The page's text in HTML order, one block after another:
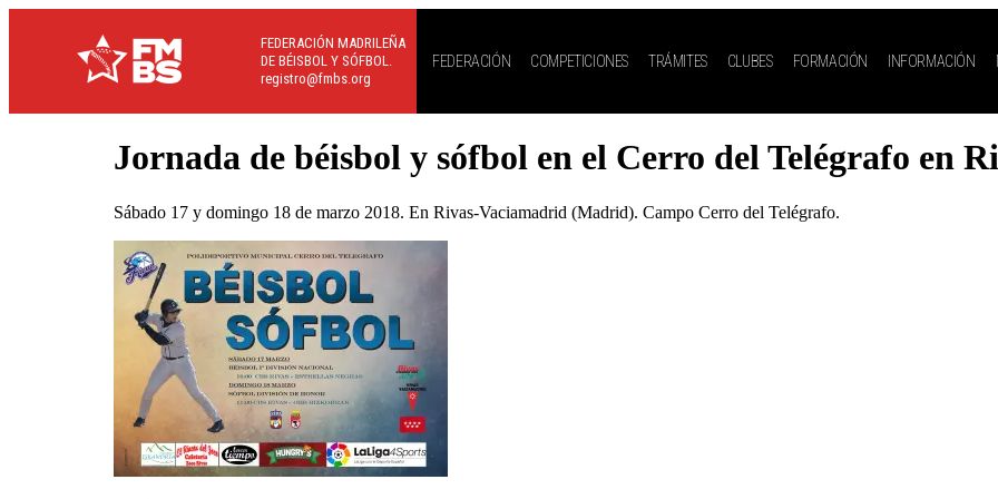
FEDERACIÓN MADRILEÑA
DE BÉISBOL Y SÓFBOL.
registro@fmbs.org
FEDERACIÓN COMPETICIONES TRÁMITES CLUBES FORMACIÓN INFORMACIÓN
Jornada de béisbol y sófbol en el Cerro del Telégrafo en
Sábado 17 y domingo 18 de marzo 2018. En Rivas-Vaciamadrid (Madrid). Campo Cerro del Telégrafo.